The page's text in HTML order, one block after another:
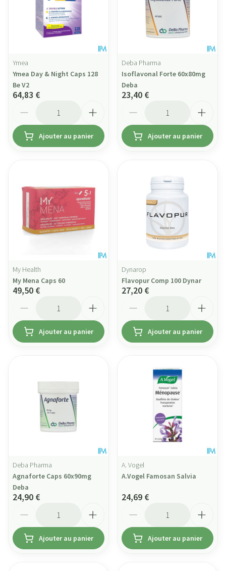
Ymea
Ymea Day & Night Caps 128
Be V2
64,83 €
Ajouter au panier
Deba Pharma
Isoflavonal Forte 60x80mg
Deba
23,40 €
Ajouter au panier
My Health
My Mena Caps 60
49,50 €
Ajouter au panier
Dynarop
Flavopur Comp 100 Dynar
27,20 €
Ajouter au panier
Deba Pharma
Agnaforte Caps 60x90mg
Deba
24,90 €
Ajouter au panier
A. Vogel
A.Vogel Famosan Salvia
24,69 €
Ajouter au panier